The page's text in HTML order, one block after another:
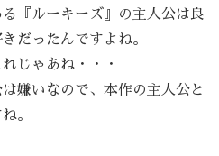
『ルーキーズ』の主人公は良
だったんですよね。
じゃあね・・・
嫌いなので、本作の主人公と
。